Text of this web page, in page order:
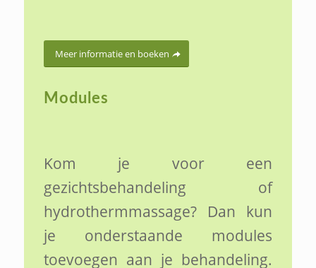
Meer informatie en boeken
Modules
Kom je voor een
gezichtsbehandeling of
hydrothermmassage? Dan kun
je onderstaande modules
toevoegen aan je behandeling.